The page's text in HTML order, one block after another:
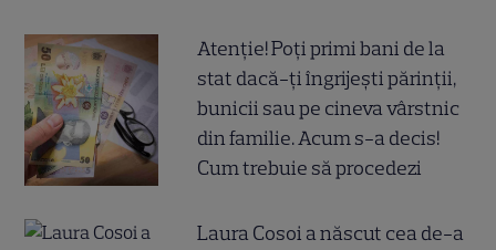
Atenție! Poți primi bani de la
stat dacă-ți îngrijești părinții,
bunicii sau pe cineva vârstnic
din familie. Acum s-a decis!
Cum trebuie să procedezi
Laura Cosoi a născut cea de-a